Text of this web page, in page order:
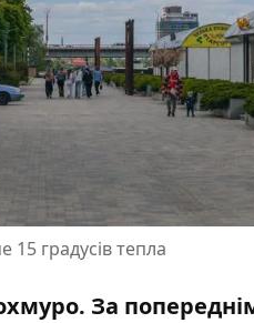
градусів тепла
За